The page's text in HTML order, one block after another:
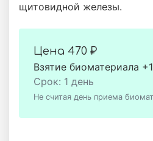
щитовидной железы.
Цена 470 ₽
Взятие биоматериала
Срок: 1 день
Не считая день приема